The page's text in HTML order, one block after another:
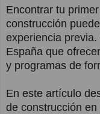
Encontrar tu
construcción
experiencia
España que
y programas de
En este artículo
de construcción